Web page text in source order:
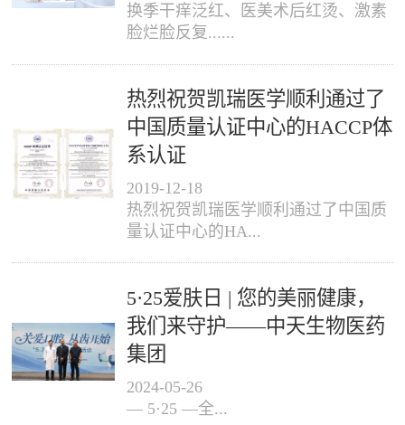
换季干痒泛红、医美术后红烫、激素
脸烂脸反复......
热烈祝贺凯瑞医学顺利通过了
中国质量认证中心的HACCP体
系认证
2019-12-18
热烈祝贺凯瑞医学顺利通过了中国质
量认证中心的HA...
5·25爱肤日 | 您的美丽健康，
我们来守护——中天生物医药
集团
2024-05-26
— 5·25 —全...